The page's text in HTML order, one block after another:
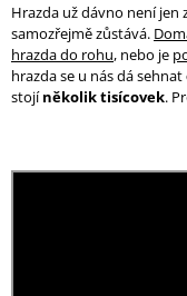
Hrazda už dávno není jen
samozřejmě zůstává.
hrazda do rohu, nebo je
hrazda se u nás dá sehnat
stojíněkolik tisícovek.